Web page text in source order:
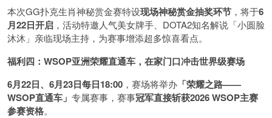
本次GG扑克生肖神秘赏金赛特设现场神秘赏金抽奖环节 ，将于6
月22日开启 ，活动特邀人气美女牌手、DOTA2知名解说「小圆脸
沐沐」亲临现场主持，为赛事增添超多惊喜看点。
福利四：WSOP亚洲荣耀直通车，在家门口冲击世界级赛场
6月22日、6月23日每日18:00 ，赛场将举办 「荣耀之路——
WSOP直通车」 专属赛事，赛事冠军直接斩获2026 WSOP主赛
参赛资格。